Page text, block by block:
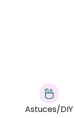
Astuces/DIY